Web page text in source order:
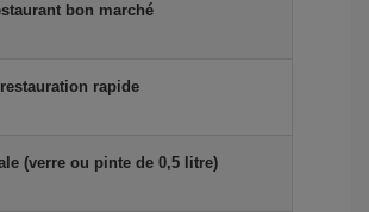
bon marché
rapide
(verre ou pinte de 0,5 litre)